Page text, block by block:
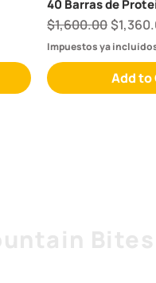
40 Barras de
Regular Price
$1,600.00Sale
Impuestos ya
Add to